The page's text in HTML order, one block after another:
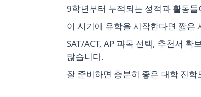
9학년부터 누적되는 성적과 활동
이 시기에 유학을 시작한다면 짧은
SAT/ACT, AP 과목 선택, 추천서
많습니다.
잘 준비하면 충분히 좋은 대학 진